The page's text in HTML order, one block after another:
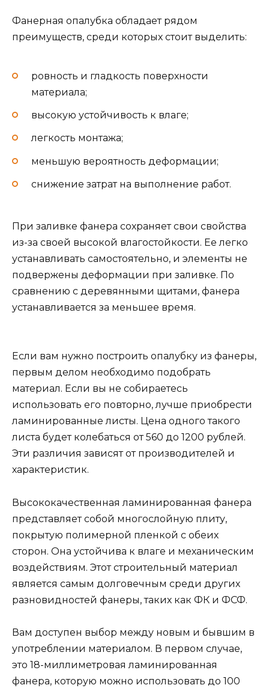
Фанерная опалубка обладает рядом
преимуществ, среди которых стоит выделить:
ровность и гладкость поверхности
материала;
высокую устойчивость к влаге;
легкость монтажа;
меньшую вероятность деформации;
снижение затрат на выполнение работ.
При заливке фанера сохраняет свои свойства
из-за своей высокой влагостойкости. Ее легко
устанавливать самостоятельно, и элементы не
подвержены деформации при заливке. По
сравнению с деревянными щитами, фанера
устанавливается за меньшее время.
Если вам нужно построить опалубку из фанеры,
первым делом необходимо подобрать
материал. Если вы не собираетесь
использовать его повторно, лучше приобрести
ламинированные листы. Цена одного такого
листа будет колебаться от 560 до 1200 рублей.
Эти различия зависят от производителей и
характеристик.
Высококачественная ламинированная фанера
представляет собой многослойную плиту,
покрытую полимерной пленкой с обеих
сторон. Она устойчива к влаге и механическим
воздействиям. Этот строительный материал
является самым долговечным среди других
разновидностей фанеры, таких как ФК и ФСФ.
Вам доступен выбор между новым и бывшим в
употреблении материалом. В первом случае,
это 18-миллиметровая ламинированная
фанера, которую можно использовать до 100